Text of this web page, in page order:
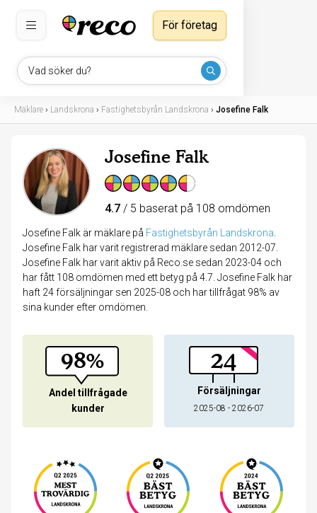
Vad söker du?
För företag
Mäklare › Landskrona › Fastighetsbyrån Landskrona › Josefine Falk
Josefine Falk
4.7 / 5 baserat på 108 omdömen
Josefine Falk är mäklare på Fastighetsbyrån Landskrona
Josefine Falk har varit registrerad mäklare sedan 2012-07.
Josefine Falk har varit aktiv på Reco.se sedan 2023-04 och
har fått 108 omdömen med ett betyg på 4.7. Josefine Falk har
haft 24 försäljningar sen 2025-08 och har tillfrågat 98% av
sina kunder efter omdömen.
98%
Andel tillfrågade
kunder
24
Försäljningar
2025-08 - 2026-07